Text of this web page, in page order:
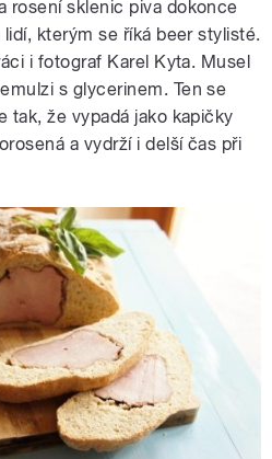
rosení sklenic piva dokonce
kterým se říká beer stylisté.
i fotograf Karel Kyta. Musel
s glycerinem. Ten se
tak, že vypadá jako kapičky
a vydrží i delší čas při